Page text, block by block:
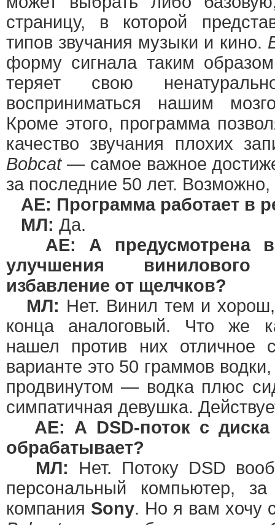
страницу, в которой
типов звучания музыки и кино.
форму сигнала таким
теряет свою
восприниматься нашим
Кроме этого, программа
качество звучания плохих
Bobcat— самое важное
за последние 50 лет.
АЕ: Программа работает в
МЛ: Да.
АЕ: А предусмотрена
улучшения
избавление от щелчков?
МЛ: Нет. Винил тем и
конца аналоговый. Что же
нашел против них отличное
варианте это 50 граммов
продвинутом — водка плюс
симпатичная девушка.
АЕ: А DSD-поток с
обрабатывает?
МЛ: Нет. Потоку DSD
персональный компьютер,
компания Sony. Но я вам хочу